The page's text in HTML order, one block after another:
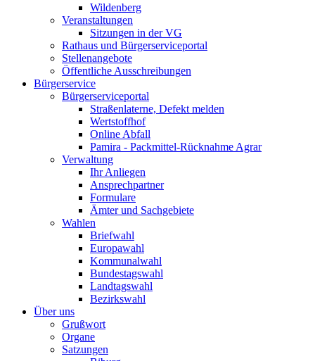
Wildenberg
Veranstaltungen
Sitzungen in der VG
Rathaus und Bürgerserviceportal
Stellenangebote
Öffentliche Ausschreibungen
Bürgerservice
Bürgerserviceportal
Straßenlaterne, Defekt melden
Wertstoffhof
Online Abfall
Pamira - Packmittel-Rücknahme Agrar
Verwaltung
Ihr Anliegen
Ansprechpartner
Formulare
Ämter und Sachgebiete
Wahlen
Briefwahl
Europawahl
Kommunalwahl
Bundestagswahl
Landtagswahl
Bezirkswahl
Über uns
Grußwort
Organe
Satzungen